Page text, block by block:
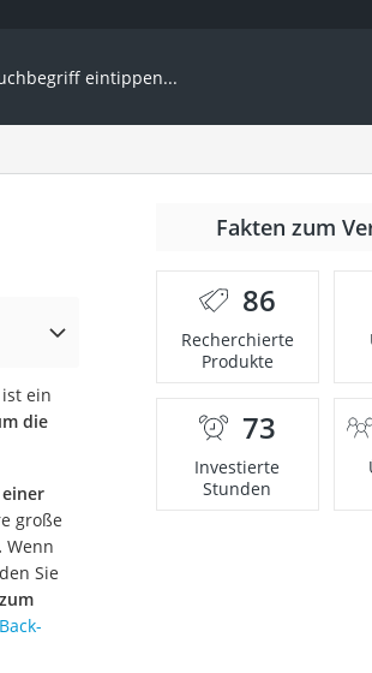
ein
die
große
Wenn
Sie
Fakten zum
86
Recherchierte
Produkte
73
Investierte
Stunden